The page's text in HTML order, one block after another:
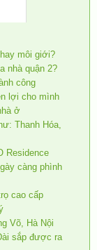
môi giới?
nhà quận 2?
công
lợi cho mình
ở
Thanh Hóa,
Residence
càng phình
cao cấp
Võ, Hà Nội
sắp được ra